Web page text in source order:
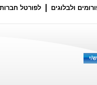
ולבלוגים לפורטל